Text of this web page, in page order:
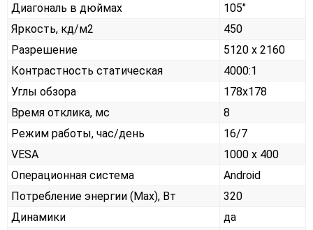
Диагональ в дюймах
105"
Яркость, кд/м2
450
Разрешение
5120 x 2160
Контрастность статическая
4000:1
Углы обзора
178x178
Время отклика, мс
8
Режим работы, час/день
16/7
VESA
1000 х 400
Операционная система
Android
Потребление энергии (Max), Вт
320
Динамики
да